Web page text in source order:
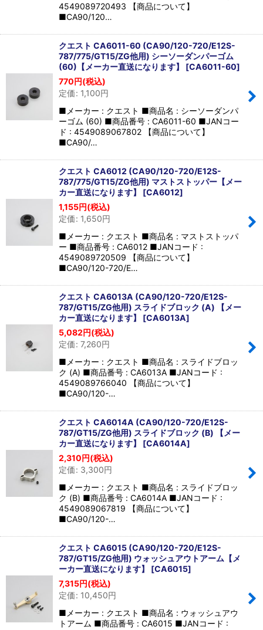
4549089720493 【商品について】
■CA90/120…
クエスト CA6011-60 (CA90/120-720/E12S-
787/775/GT15/ZG他用) シーソーダンパーゴム
(60)【メーカー直送になります】 [CA6011-60]
770円(税込)
定価: 1,100円
■メーカー : クエスト ■商品名 : シーソーダンパ
ーゴム (60) ■商品番号 : CA6011-60 ■JANコー
ド : 4549089067802 【商品について】
■CA90/…
クエスト CA6012 (CA90/120-720/E12S-
787/775/GT15/ZG他用) マストストッパー【メー
カー直送になります】 [CA6012]
1,155円(税込)
定価: 1,650円
■メーカー : クエスト ■商品名 : マストストッパ
ー ■商品番号 : CA6012 ■JANコード :
4549089720509 【商品について】
■CA90/120-720/E…
クエスト CA6013A (CA90/120-720/E12S-
787/GT15/ZG他用) スライドブロック (A) 【メー
カー直送になります】 [CA6013A]
5,082円(税込)
定価: 7,260円
■メーカー : クエスト ■商品名 : スライドブロッ
ク (A) ■商品番号 : CA6013A ■JANコード :
4549089766040 【商品について】
■CA90/120-…
クエスト CA6014A (CA90/120-720/E12S-
787/GT15/ZG他用) スライドブロック (B) 【メー
カー直送になります】 [CA6014A]
2,310円(税込)
定価: 3,300円
■メーカー : クエスト ■商品名 : スライドブロッ
ク (B) ■商品番号 : CA6014A ■JANコード :
4549089067819 【商品について】
■CA90/120-…
クエスト CA6015 (CA90/120-720/E12S-
787/GT15/ZG他用) ウォッシュアウトアーム【メ
ーカー直送になります】 [CA6015]
7,315円(税込)
定価: 10,450円
■メーカー : クエスト ■商品名 : ウォッシュアウ
トアーム ■商品番号 : CA6015 ■JANコード :